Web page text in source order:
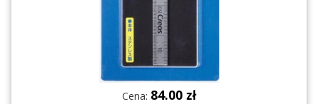
Cena: 84.00 zł